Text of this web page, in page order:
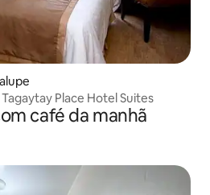
Place Hotel Suites
café da manhã